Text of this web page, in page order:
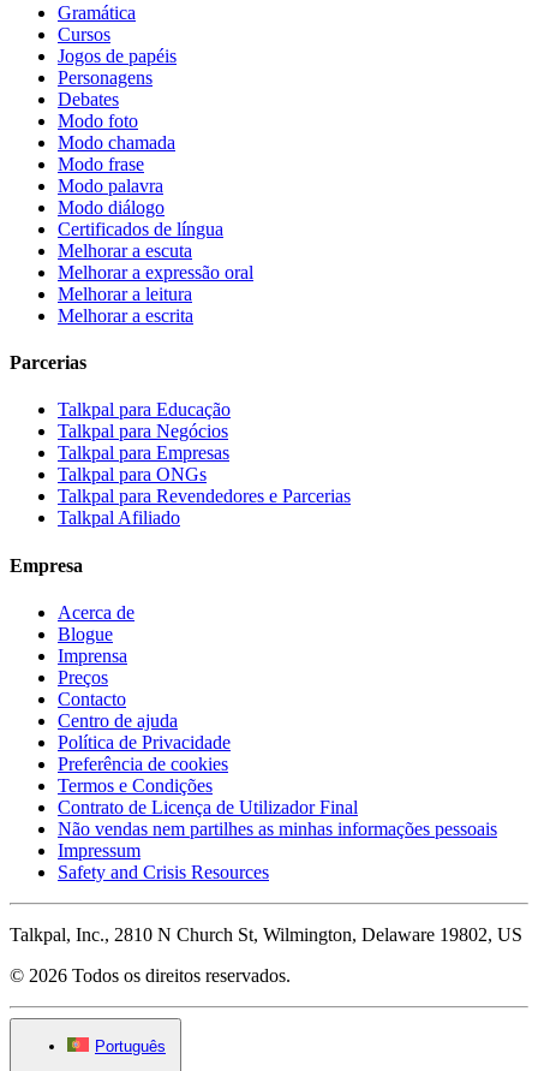
Gramática
Cursos
Jogos de papéis
Personagens
Debates
Modo foto
Modo chamada
Modo frase
Modo palavra
Modo diálogo
Certificados de língua
Melhorar a escuta
Melhorar a expressão oral
Melhorar a leitura
Melhorar a escrita
Parcerias
Talkpal para Educação
Talkpal para Negócios
Talkpal para Empresas
Talkpal para ONGs
Talkpal para Revendedores e Parcerias
Talkpal Afiliado
Empresa
Acerca de
Blogue
Imprensa
Preços
Contacto
Centro de ajuda
Política de Privacidade
Preferência de cookies
Termos e Condições
Contrato de Licença de Utilizador Final
Não vendas nem partilhes as minhas informações pessoais
Impressum
Safety and Crisis Resources
Talkpal, Inc., 2810 N Church St, Wilmington, Delaware 19802, US
© 2026 Todos os direitos reservados.
Português